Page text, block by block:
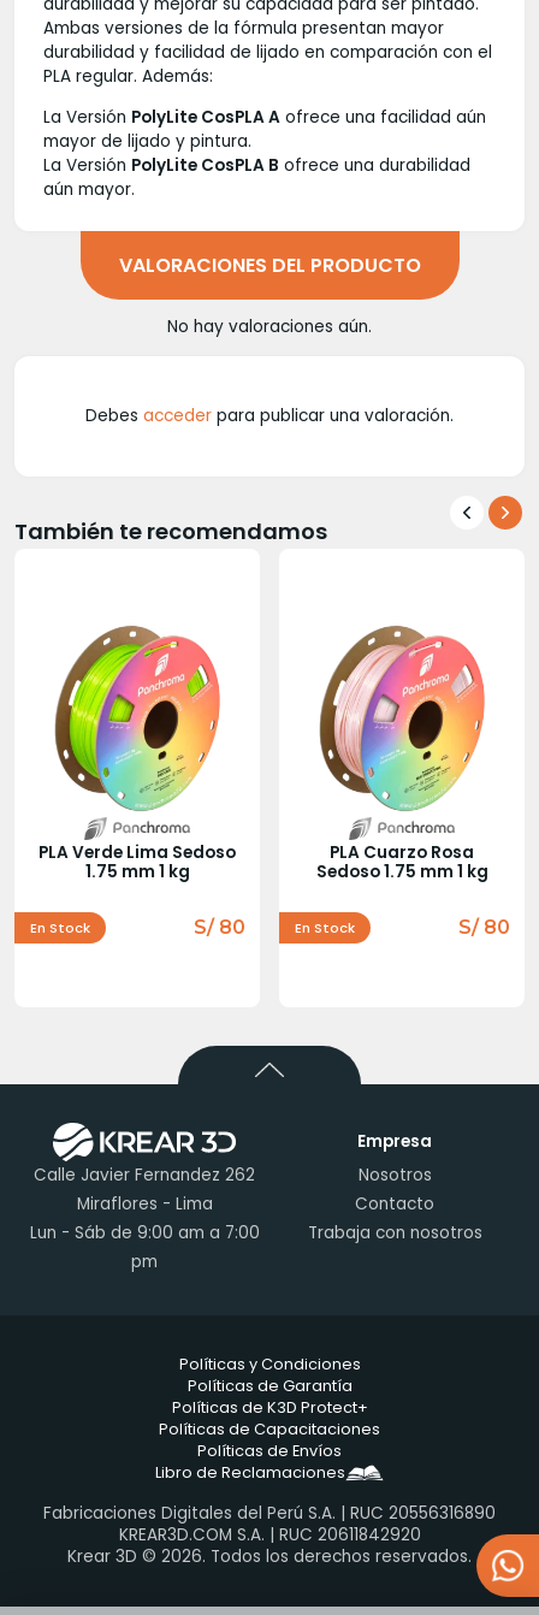
Ambas versiones de la fórmula presentan mayor
durabilidad y facilidad de lijado en comparación con el
PLA regular. Además:
La Versión PolyLite CosPLA A ofrece una facilidad aún
mayor de lijado y pintura.
La Versión PolyLite CosPLA B ofrece una durabilidad
aún mayor.
VALORACIONES DEL PRODUCTO
No hay valoraciones aún.
Debes acceder para publicar una valoración.
También te recomendamos
PLA Verde Lima Sedoso
1.75 mm 1 kg
En Stock S/ 80
PLA Cuarzo Rosa
Sedoso 1.75 mm 1 kg
En Stock S/ 80
Calle Javier Fernandez 262
Miraflores - Lima
Lun - Sáb de 9:00 am a 7:00
pm
Empresa
Nosotros
Contacto
Trabaja con nosotros
Políticas y Condiciones
Políticas de Garantía
Políticas de K3D Protect+
Políticas de Capacitaciones
Políticas de Envíos
Libro de Reclamaciones
Fabricaciones Digitales del Perú S.A. | RUC 20556316890
KREAR3D.COM S.A. | RUC 20611842920
Krear 3D © 2026. Todos los derechos reservados.